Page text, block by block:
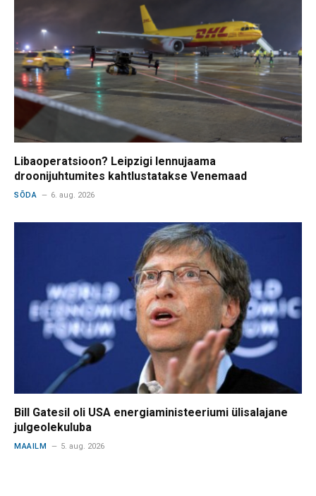
Libaoperatsioon? Leipzigi lennujaama
droonijuhtumites kahtlustatakse Venemaad
SÕDA 6. aug. 2026
Bill Gatesil oli USA energiaministeeriumi ülisalajane
julgeolekuluba
MAAILM 5. aug. 2026